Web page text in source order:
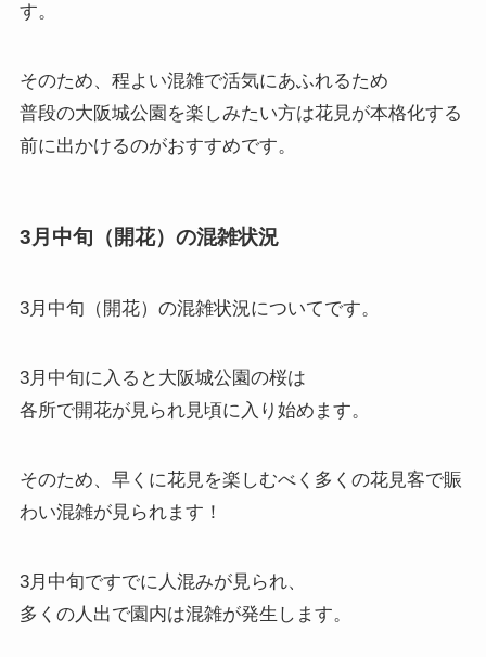
す。
そのため、程よい混雑で活気にあふれるため
普段の大阪城公園を楽しみたい方は花見が本格化する
前に出かけるのがおすすめです。
3月中旬（開花）の混雑状況
3月中旬（開花）の混雑状況についてです。
3月中旬に入ると大阪城公園の桜は
各所で開花が見られ見頃に入り始めます。
そのため、早くに花見を楽しむべく多くの花見客で賑
わい混雑が見られます！
3月中旬ですでに人混みが見られ、
多くの人出で園内は混雑が発生します。